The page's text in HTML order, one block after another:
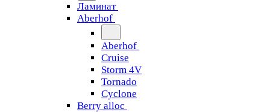
Ламинат
Aberhof
Aberhof
Cruise
Storm 4V
Tornado
Сyclone
Berry alloc